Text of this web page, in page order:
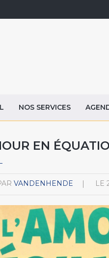
NOS SERVICES
EN
VANDENHENDE LE